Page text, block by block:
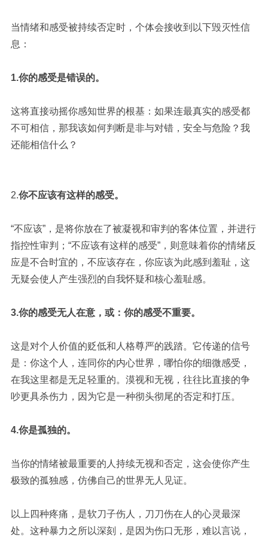
当情绪和感受被持续否定时，个体会接收到以下毁灭性信
息：
1.你的感受是错误的。
这将直接动摇你感知世界的根基：如果连最真实的感受都
不可相信，那我该如何判断是非与对错，安全与危险？我
还能相信什么？
2.你不应该有这样的感受。
“不应该”，是将你放在了被凝视和审判的客体位置，并进行
指控性审判；“不应该有这样的感受”，则意味着你的情绪反
应是不合时宜的，不应该存在，你应该为此感到羞耻，这
无疑会使人产生强烈的自我怀疑和核心羞耻感。
3.你的感受无人在意，或：你的感受不重要。
这是对个人价值的贬低和人格尊严的践踏。它传递的信号
是：你这个人，连同你的内心世界，哪怕你的细微感受，
在我这里都是无足轻重的。漠视和无视，往往比直接的争
吵更具杀伤力，因为它是一种彻头彻尾的否定和打压。
4.你是孤独的。
当你的情绪被最重要的人持续无视和否定，这会使你产生
极致的孤独感，仿佛自己的世界无人见证。
以上四种疼痛，是软刀子伤人，刀刀伤在人的心灵最深
处。这种暴力之所以深刻，是因为伤口无形，难以言说，